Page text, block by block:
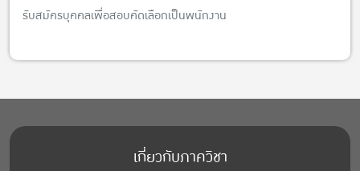
รับสมัครบุคคลเพื่อสอบคัดเลือกเป็นพนักงาน
เกี่ยวกับภาควิชา